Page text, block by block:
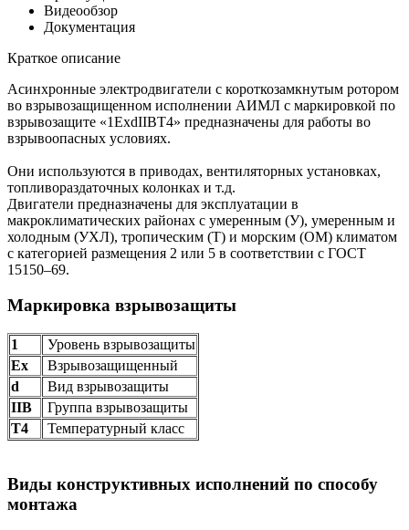
Видеообзор
Документация
Краткое описание
Асинхронные электродвигатели с короткозамкнутым ротором
во взрывозащищенном исполнении АИМЛ с маркировкой по
взрывозащите «1ExdIIBT4» предназначены для работы во
взрывоопасных условиях.
Они используются в приводах, вентиляторных установках,
топливораздаточных колонках и т.д.
Двигатели предназначены для эксплуатации в
макроклиматических районах с умеренным (У), умеренным и
холодным (УХЛ), тропическим (Т) и морским (ОМ) климатом
с категорией размещения 2 или 5 в соответствии с ГОСТ
15150–69.
Маркировка взрывозащиты
1
Уровень взрывозащиты
Ех
Взрывозащищенный
d
Вид взрывозащиты
IIB
Группа взрывозащиты
Т4
Температурный класс
Виды конструктивных исполнений по способу
монтажа